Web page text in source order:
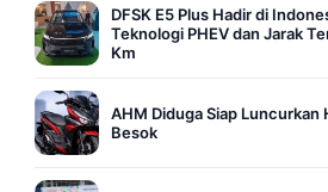
DFSK E5 Plus Hadir di
Teknologi PHEV dan Jarak
Km
AHM Diduga Siap Luncurkan
Besok